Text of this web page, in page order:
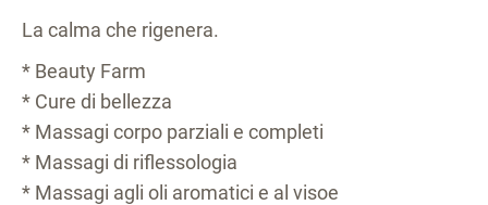
La calma che rigenera.
* Beauty Farm
* Cure di bellezza
* Massagi corpo parziali e completi
* Massagi di riflessologia
* Massagi agli oli aromatici e al visoe